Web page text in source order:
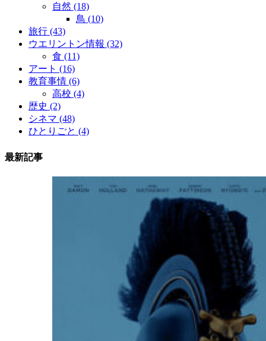
自然 (18)
鳥 (10)
旅行 (43)
ウエリントン情報 (32)
食 (11)
アート (16)
教育事情 (6)
高校 (4)
歴史 (2)
シネマ (48)
ひとりごと (4)
最新記事